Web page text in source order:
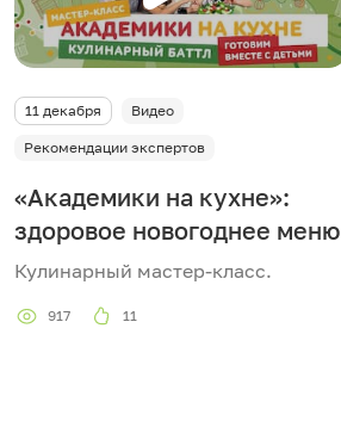
11 декабря Видео
Рекомендации экспертов
«Академики на кухне»:
здоровое новогоднее меню
Кулинарный мастер-класс.
917 11